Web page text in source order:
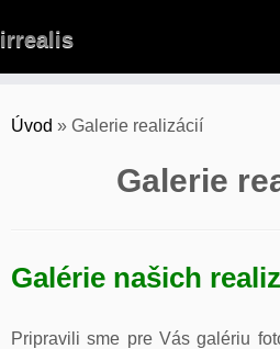
to
irrealis
Úvod » Galerie realizácií
Galerie
Galérie našich
Pripravili sme pre Vás galériu